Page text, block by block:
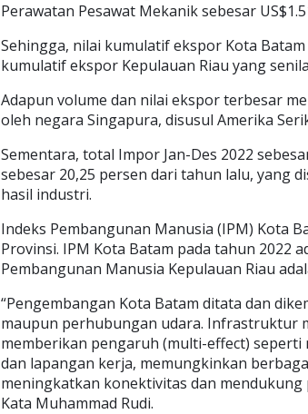
Perawatan Pesawat Mekanik sebesar
Sehingga, nilai kumulatif ekspor Kota
kumulatif ekspor Kepulauan Riau yang
Adapun volume dan nilai ekspor terbesar
oleh negara Singapura, disusul Amerika
Sementara, total Impor Jan-Des 2022
sebesar 20,25 persen dari tahun lalu, yang
hasil industri.
Indeks Pembangunan Manusia (IPM) Kota
Provinsi. IPM Kota Batam pada tahun 2022
Pembangunan Manusia Kepulauan Riau
“Pengembangan Kota Batam ditata dan
maupun perhubungan udara. Infrastruktur
memberikan pengaruh (multi-effect)
dan lapangan kerja, memungkinkan
meningkatkan konektivitas dan
Kata Muhammad Rudi.